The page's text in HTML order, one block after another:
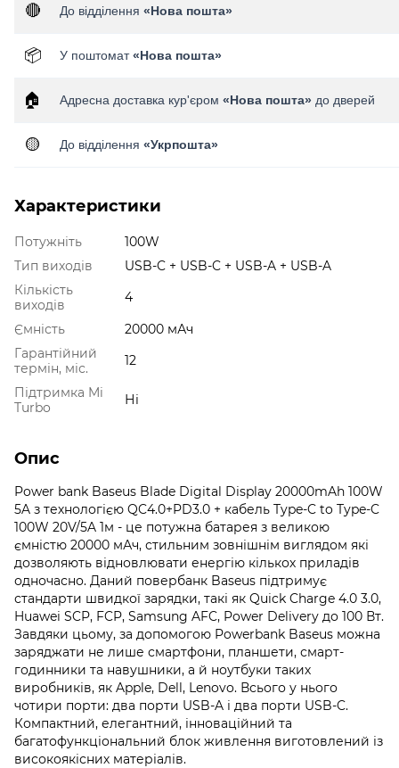
🔴 До відділення «Нова пошта»
📦 У поштомат«Нова пошта»
🏠 Адресна доставка кур'єром «Нова пошта» до дверей
🟡 До відділення «Укрпошта»
Характеристики
Потужніть
100W
Тип виходів
USB-C + USB-C + USB-A + USB-A
Кількість
виходів
4
Ємність
20000 мАч
Гарантійний
термін, міс.
12
Підтримка Mi
Turbo
Ні
Опис
Power bank Baseus Blade Digital Display 20000mAh 100W
5A з технологією QC4.0+PD3.0 + кабель Type-C to Type-C
100W 20V/5A 1м - це потужна батарея з великою
ємністю 20000 мАч, стильним зовнішнім виглядом які
дозволяють відновлювати енергію кількох приладів
одночасно. Даний повербанк Baseus підтримує
стандарти швидкої зарядки, такі як Quick Charge 4.0 3.0,
Huawei SCP, FCP, Samsung AFC, Power Delivery до 100 Вт.
Завдяки цьому, за допомогою Powerbank Baseus можна
заряджати не лише смартфони, планшети, смарт-
годинники та навушники, а й ноутбуки таких
виробників, як Apple, Dell, Lenovo. Всього у нього
чотири порти: два порти USB-A і два порти USB-C.
Компактний, елегантний, інноваційний та
багатофункціональний блок живлення виготовлений із
високоякісних матеріалів.